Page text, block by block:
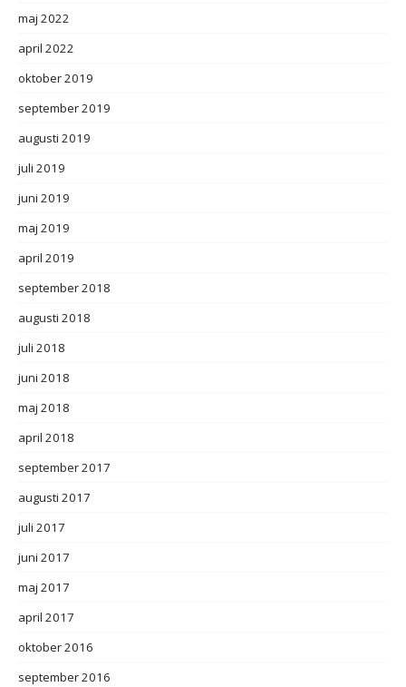
maj 2022
april 2022
oktober 2019
september 2019
augusti 2019
juli 2019
juni 2019
maj 2019
april 2019
september 2018
augusti 2018
juli 2018
juni 2018
maj 2018
april 2018
september 2017
augusti 2017
juli 2017
juni 2017
maj 2017
april 2017
oktober 2016
september 2016